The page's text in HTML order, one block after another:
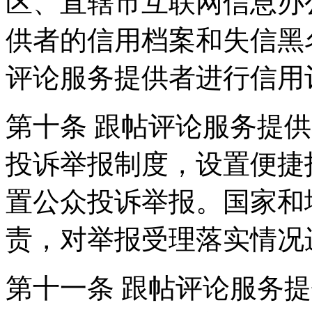
供者的信用档案和失信
评论服务提供者进行信用
第十条 跟帖评论服务提
投诉举报制度，设置便
置公众投诉举报。国家
责，对举报受理落实情
第十一条 跟帖评论服务